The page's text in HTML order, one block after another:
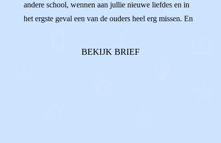
andere school, wennen aan jullie nieuwe liefdes en in
het ergste geval een van de ouders heel erg missen. En
BEKIJK BRIEF